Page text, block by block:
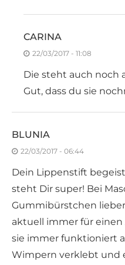
CARINA
22/03/2017 - 11:08
Die steht auch noch
Gut, dass du sie
BLUNIA
22/03/2017 - 06:44
Dein Lippenstift
steht Dir super! Bei
Gummibürstchen
aktuell immer für
sie immer funktioniert
Wimpern verklebt und